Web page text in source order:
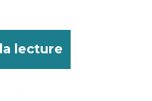
lecture